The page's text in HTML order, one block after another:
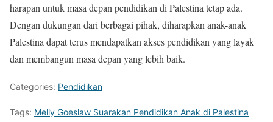
harapan untuk masa depan pendidikan di Palestina tetap ada.
Dengan dukungan dari berbagai pihak, diharapkan anak-anak
Palestina dapat terus mendapatkan akses pendidikan yang layak
dan membangun masa depan yang lebih baik.
Categories: Pendidikan
Tags: Melly Goeslaw Suarakan Pendidikan Anak di Palestina